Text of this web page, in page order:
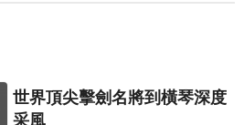
世界頂尖擊劍名將到橫琴深度
采風